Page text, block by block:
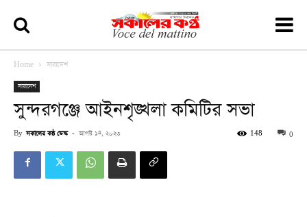
Home সারাদেশ
সারাদেশ
সুন্দরগঞ্জে আইনশৃঙ্খলা কমিটির সভা
By সকালের কন্ঠ ডেস্ক - আগস্ট ১৪, ২০২৩ 0
148